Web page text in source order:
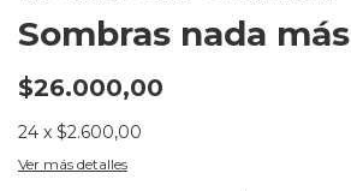
Sombras nada más
$26.000,00
24 x $2.600,00
Ver más detalles